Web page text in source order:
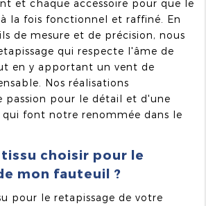
et chaque accessoire pour que le
la fois fonctionnel et raffiné. En
de mesure et de précision, nous
qui respecte l'âme de
en y apportant un vent de
Nos réalisations
passion pour le détail et d'une
qui font notre renommée dans le
choisir pour le
mon fauteuil ?
pour le retapissage de votre